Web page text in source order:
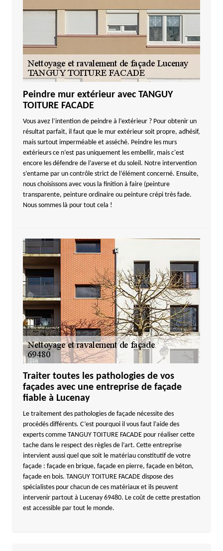
Peindre mur extérieur avec TANGUY
TOITURE FACADE
Vous avez l’intention de peindre à l’extérieur ? Pour obtenir un
résultat parfait, il faut que le mur extérieur soit propre, adhésif,
mais surtout imperméable et asséché. Peindre les murs
extérieurs ce n’est pas uniquement les embellir, mais c'est
encore les défendre de l’averse et du soleil. Notre intervention
s’entame par un contrôle strict de l’élément concerné. Ensuite,
nous choisissons avec vous la finition à faire (peinture
transparente, peinture ordinaire ou peinture crépi très fade.
Nous sommes là pour tout cela !
Traiter toutes les pathologies de vos
façades avec une entreprise de façade
fiable à Lucenay
Le traitement des pathologies de façade nécessite des
procédés différents. C’est pourquoi il vous faut l’aide des
experts comme TANGUY TOITURE FACADE pour réaliser cette
tache dans le respect des règles de l’art. Cette entreprise
intervient aussi quel que soit le matériau constitutif de votre
façade : façade en brique, façade en pierre, façade en béton,
façade en bois. TANGUY TOITURE FACADE dispose des
spécialistes pour chacun de ces matériaux et ils peuvent
intervenir partout à Lucenay 69480. Le coût de cette prestation
est accessible par tout le monde.